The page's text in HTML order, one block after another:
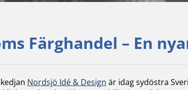
Färghandel – En
Nordsjö Idé & Design är idag sydöstra